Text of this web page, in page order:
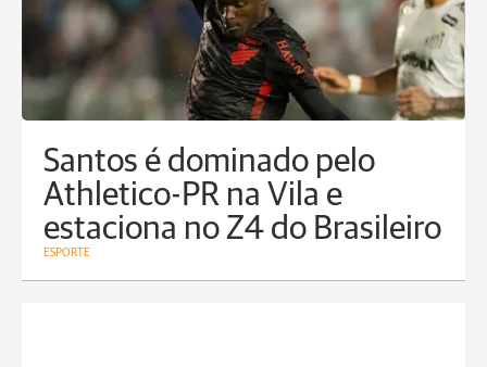
Santos é dominado pelo
Athletico-PR na Vila e
estaciona no Z4 do Brasileiro
ESPORTE